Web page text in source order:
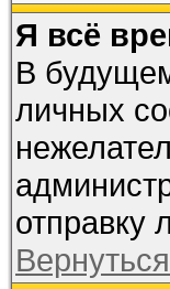
Я всё
В
личных
отправку